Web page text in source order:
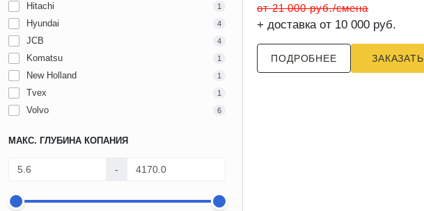
Hitachi 1
Hyundai 4
JCB 4
Komatsu 1
New Holland 1
Tvex 1
Volvo 6
МАКС. ГЛУБИНА КОПАНИЯ
-
от 21 000 руб./смена
+ доставка от 10 000 руб.
ПОДРОБНЕЕ ЗАКАЗАТЬ